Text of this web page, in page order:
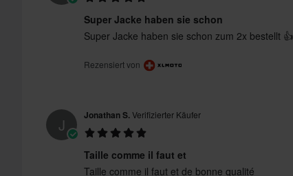
Super Jacke haben sie schon
Super Jacke haben sie schon zum 2x bestellt 👍
Rezensiert von
J Jonathan S.Verifizierter Käufer
Taille comme il faut et
Taille comme il faut et de bonne qualité